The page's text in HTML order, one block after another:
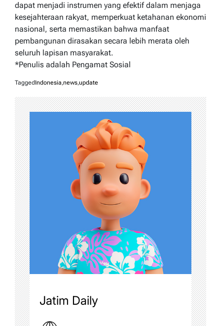
dapat menjadi instrumen yang efektif dalam menjaga
kesejahteraan rakyat, memperkuat ketahanan ekonomi
nasional, serta memastikan bahwa manfaat
pembangunan dirasakan secara lebih merata oleh
seluruh lapisan masyarakat.
*Penulis adalah Pengamat Sosial
Tagged Indonesia,news,update
Jatim Daily